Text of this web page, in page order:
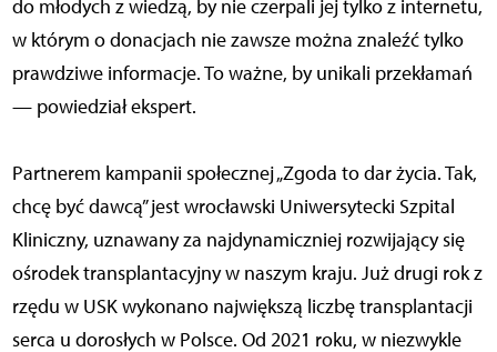
do młodych z wiedzą, by nie czerpali jej tylko z internetu,
w którym o donacjach nie zawsze można znaleźć tylko
prawdziwe informacje. To ważne, by unikali przekłamań
— powiedział ekspert.
Partnerem kampanii społecznej „Zgoda to dar życia. Tak,
chcę być dawcą” jest wrocławski Uniwersytecki Szpital
Kliniczny, uznawany za najdynamiczniej rozwijający się
ośrodek transplantacyjny w naszym kraju. Już drugi rok z
rzędu w USK wykonano największą liczbę transplantacji
serca u dorosłych w Polsce. Od 2021 roku, w niezwykle